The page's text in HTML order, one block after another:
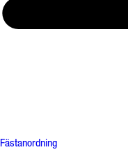
Fästanordning